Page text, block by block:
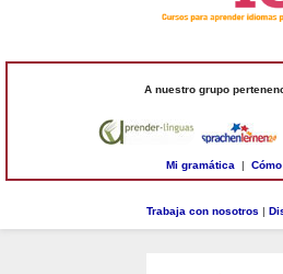
A nuestro grupo
Mi gramática |
Trabaja con nosotros |